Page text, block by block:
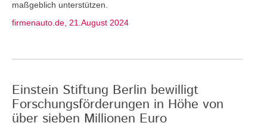
maßgeblich unterstützen.
firmenauto.de, 21.August 2024
Einstein Stiftung Berlin bewilligt
Forschungsförderungen in Höhe von
über sieben Millionen Euro